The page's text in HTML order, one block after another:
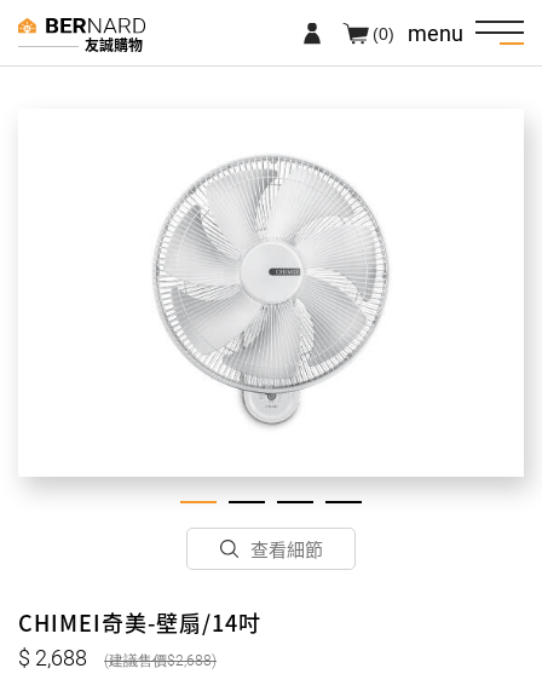
友誠購物 menu
(0)
查看細節
CHIMEI奇美-壁扇/14吋
2,688 2,688